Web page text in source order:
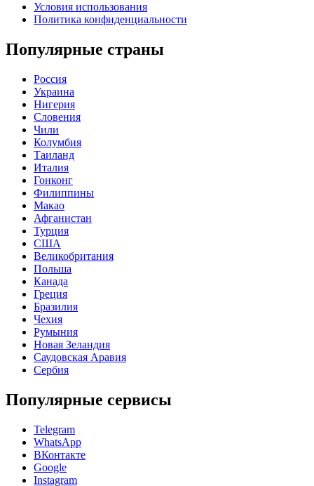
Условия использования
Политика конфиденциальности
Популярные страны
Россия
Украина
Нигерия
Словения
Чили
Колумбия
Таиланд
Италия
Гонконг
Филиппины
Макао
Афганистан
Турция
США
Великобритания
Польша
Канада
Греция
Бразилия
Чехия
Румыния
Новая Зеландия
Саудовская Аравия
Сербия
Популярные сервисы
Telegram
WhatsApp
ВКонтакте
Google
Instagram